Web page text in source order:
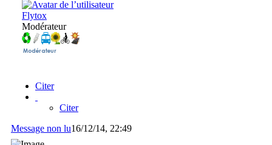
Flytox
Modérateur
Citer
Citer
Message non lu16/12/14, 22:49